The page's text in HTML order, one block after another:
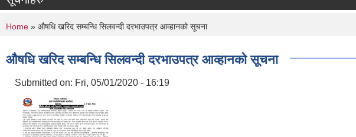
You are here
Home » औषधि खरिद सम्बन्धि सिलवन्दी दरभाउपत्र आव्हानको सूचना
औषधि खरिद सम्बन्धि सिलवन्दी दरभाउपत्र आव्हानको सूचना
Submitted on: Fri, 05/01/2020 - 16:19